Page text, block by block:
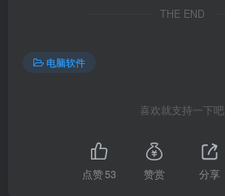
框架
雷电模拟器9.0默认没开ROOT权限
THE END
电脑软件
喜欢就支持一下吧
点赞53 赞赏 分享